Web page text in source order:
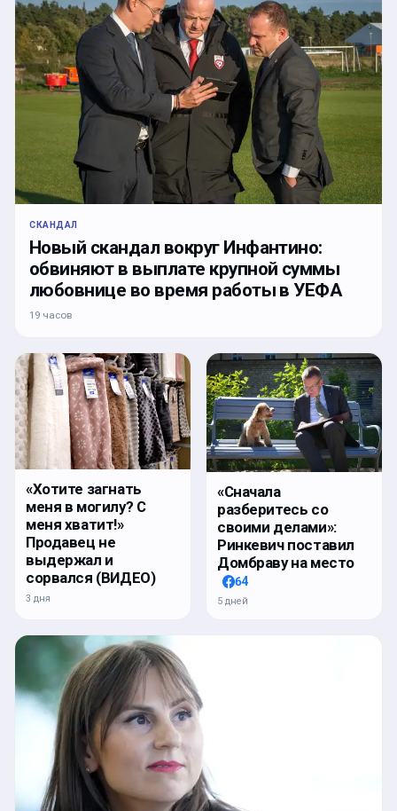
СКАНДАЛ
Новый скандал вокруг Инфантино:
обвиняют в выплате крупной суммы
любовнице во время работы в УЕФА
19 часов
«Хотите загнать
меня в могилу? С
меня хватит!»
Продавец не
выдержал и
сорвался (ВИДЕО)
3 дня
«Сначала
разберитесь со
своими делами»:
Ринкевич поставил
Домбраву на место
64
5 дней